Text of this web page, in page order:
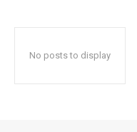
No posts to display